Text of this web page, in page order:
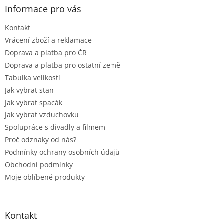
Informace pro vás
Kontakt
Vrácení zboží a reklamace
Doprava a platba pro ČR
Doprava a platba pro ostatní země
Tabulka velikostí
Jak vybrat stan
Jak vybrat spacák
Jak vybrat vzduchovku
Spolupráce s divadly a filmem
Proč odznaky od nás?
Podmínky ochrany osobních údajů
Obchodní podmínky
Moje oblíbené produkty
Kontakt